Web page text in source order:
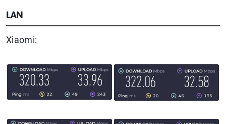
LAN
Xiaomi: